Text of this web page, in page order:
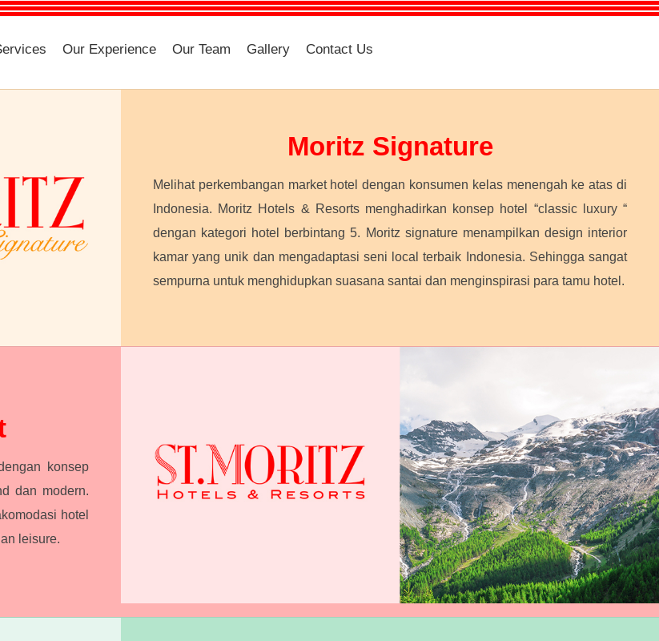
Our Experience Our Team Gallery Contact Us
Moritz Signature
Melihat perkembangan market hotel dengan konsumen kelas menengah ke atas di
Indonesia. Moritz Hotels & Resorts menghadirkan konsep hotel “classic luxury “
dengan kategori hotel berbintang 5. Moritz signature menampilkan design interior
kamar yang unik dan mengadaptasi seni local terbaik Indonesia. Sehingga sangat
sempurna untuk menghidupkan suasana santai dan menginspirasi para tamu hotel.
konsep
dan modern.
hotel
leisure.